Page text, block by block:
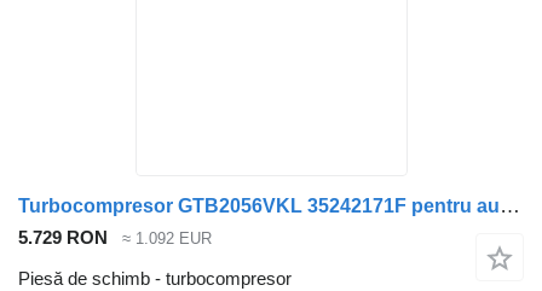
Turbocompresor GTB2056VKL 35242171F pentru automobil Jeep Cherokee
5.729 RON ≈ 1.092 EUR
Piesă de schimb - turbocompresor